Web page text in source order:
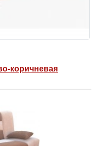
коричневая